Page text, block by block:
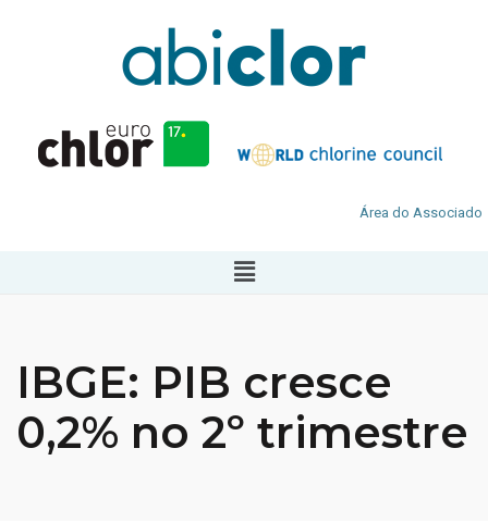
Área do Associado
IBGE: PIB cresce
0,2% no 2º trimestre